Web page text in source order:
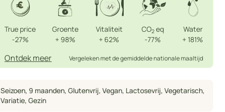
True price
-27%
Groente
+ 98%
Vitaliteit
+ 62%
CO2 eq
-77%
Water
+ 181%
Ontdek meer Vergeleken met de gemiddelde nationale maaltijd
Seizoen, 9 maanden, Glutenvrij, Vegan, Lactosevrij, Vegetarisch,
Variatie, Gezin